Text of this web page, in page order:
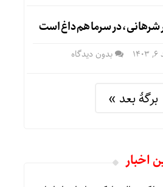
شرهانی، در سرما هم داغ است
بدون دیدگاه
برگهٔ بعد »
اخبار